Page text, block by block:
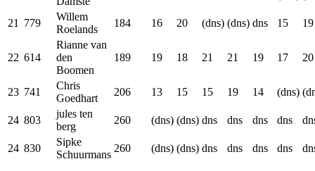
21 779
Willem
Roelands
184 16 20 (dns) (dns) dns 15 19
22 614
Rianne van
den
Boomen
189 19 18 21 21 19 17 20
23 741
Chris
Goedhart
206 13 15 15 19 14 (dns)
24 803
jules ten
berg
260 (dns) (dns) dns dns dns dns
24 830
Sipke
Schuurmans
260 (dns) (dns) dns dns dns dns